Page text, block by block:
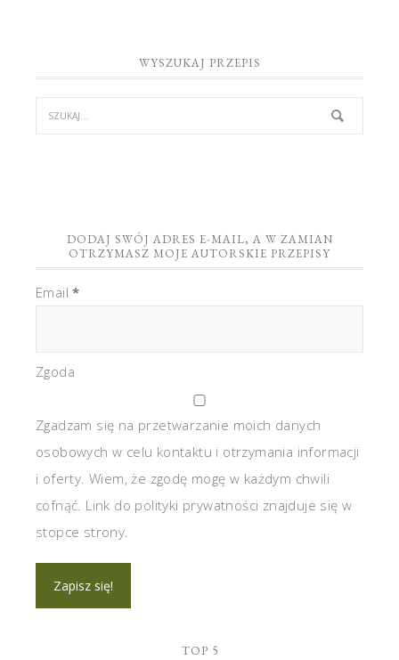
WYSZUKAJ PRZEPIS
DODAJ SWÓJ ADRES E-MAIL, A W ZAMIAN
OTRZYMASZ MOJE AUTORSKIE PRZEPISY
Email*
Zgoda
Zgadzam się na przetwarzanie moich danych
osobowych w celu kontaktu i otrzymania informacji
i oferty. Wiem, że zgodę mogę w każdym chwili
cofnąć. Link do polityki prywatności znajduje się w
stopce strony.
TOP 5